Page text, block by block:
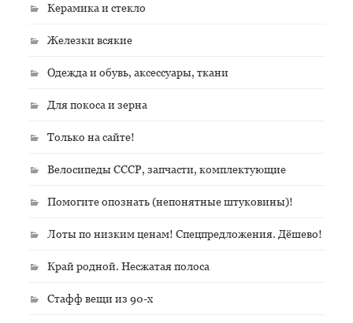
Керамика и стекло
Железки всякие
Одежда и обувь, аксессуары, ткани
Для покоса и зерна
Только на сайте!
Велосипеды СССР, запчасти, комплектующие
Помогите опознать (непонятные штуковины)!
Лоты по низким ценам! Спецпредложения. Дёшево!
Край родной. Несжатая полоса
Стафф вещи из 90-х